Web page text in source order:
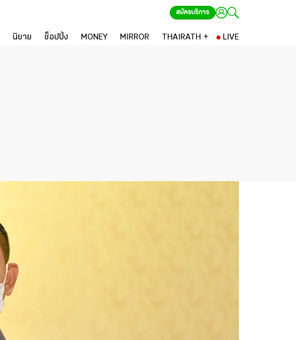
สมัครบริการ
นิยาย ช็อปปิ้ง MONEY MIRROR THAIRATH + LIVE